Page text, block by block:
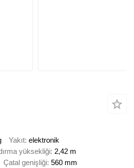
Yakıt elektronik
yüksekliği 2,42 m
Çatal genişliği 560 mm